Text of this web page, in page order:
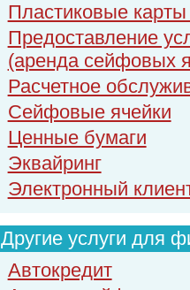
Пластиковые
Предоставление
(аренда сейфовых
Расчетное
Сейфовые ячейки
Ценные бумаги
Эквайринг
Электронный
Другие услуги для
Автокредит